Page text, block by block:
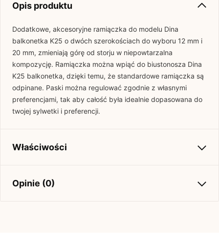
Opis produktu
Dodatkowe, akcesoryjne ramiączka do modelu Dina
balkonetka K25 o dwóch szerokościach do wyboru 12 mm i
20 mm, zmieniają górę od storju w niepowtarzalna
kompozycję. Ramiączka można wpiąć do biustonosza Dina
K25 balkonetka, dzięki temu, że standardowe ramiączka są
odpinane. Paski można regulować zgodnie z własnymi
preferencjami, tak aby całość była idealnie dopasowana do
twojej sylwetki i preferencji.
Właściwości
Opinie (0)